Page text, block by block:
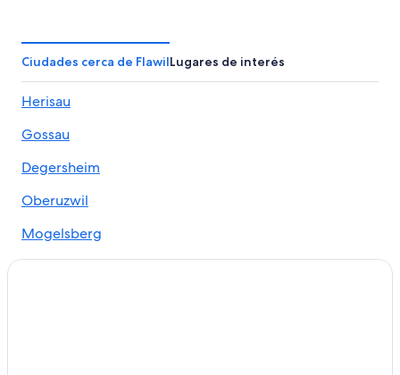
Hoteles en Bütschwil
Hoteles en Wil
Hoteles en Altstätten
Hoteles en Hemberg
Hoteles en Wattwil
Hoteles cerca de Plaza Roja
Casas flotantes en Schmerikon
Ciudades cerca de FlawilLugares de interés
Herisau
Gossau
Degersheim
Oberuzwil
Mogelsberg